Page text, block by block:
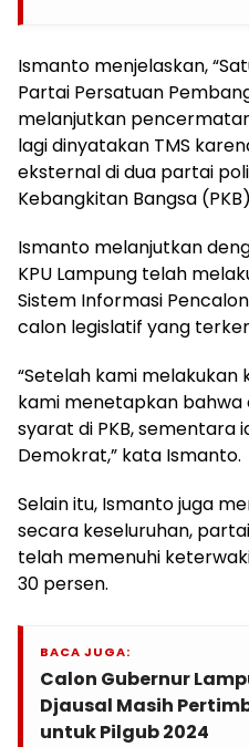
Ismanto menjelaskan,
Partai Persatuan
melanjutkan
lagi dinyatakan TMS
eksternal di dua partai
Kebangkitan Bangsa
Ismanto melanjutkan
KPU Lampung telah
Sistem Informasi
calon legislatif yang
“Setelah kami melakukan
kami menetapkan
syarat di PKB, sementara
Demokrat,” kata Ismanto.
Selain itu, Ismanto juga
secara keseluruhan,
telah memenuhi
30 persen.
BACA JUGA:
Calon Gubernur
Djausal Masih
untuk Pilgub 2024